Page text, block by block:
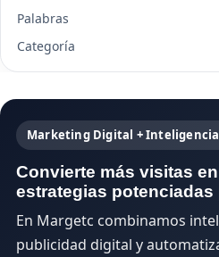
Palabras
Categoría
Marketing Digital +
Convierte más visitas
estrategias potenciadas
En Margetc combinamos
publicidad digital y